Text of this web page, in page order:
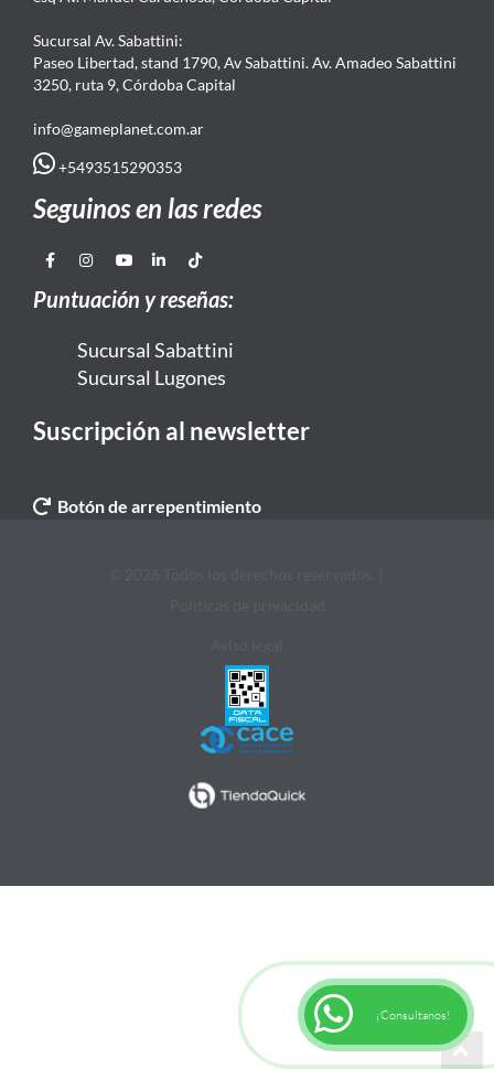
Sucursal Av. Sabattini:
Paseo Libertad, stand 1790, Av Sabattini. Av. Amadeo Sabattini
3250, ruta 9, Córdoba Capital
info@gameplanet.com.ar
+5493515290353
Seguinos en las redes
Puntuación y reseñas:
Sucursal Sabattini
Sucursal Lugones
Suscripción al newsletter
Botón de arrepentimiento
¡Consultanos!